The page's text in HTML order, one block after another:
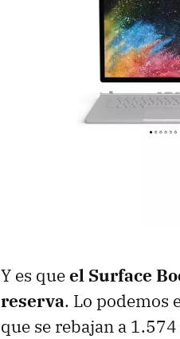
Y es queel Surface
reserva. Lo podemos
que se rebajan a